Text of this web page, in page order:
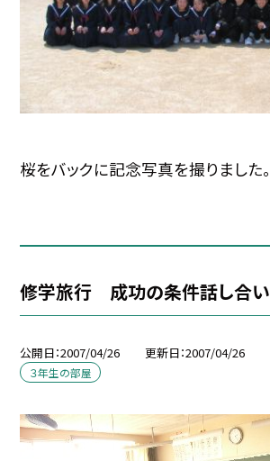
桜をバックに記念写真を撮りました。
修学旅行 成功の条件話し合い
公開日 2007/04/26 更新日 2007/04/26
３年生の部屋